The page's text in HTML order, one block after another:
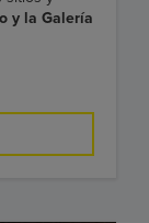
y la Galería